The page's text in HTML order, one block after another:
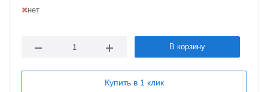
нет
В корзину
Купить в 1 клик